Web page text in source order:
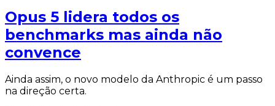
Opus 5 lidera todos os
benchmarks mas ainda não
convence
Ainda assim, o novo modelo da Anthropic é um passo
na direção certa.